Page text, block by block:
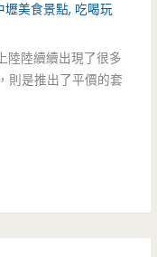
壢美食景點, 吃喝玩
陸陸續續出現了很多
則是推出了平價的套